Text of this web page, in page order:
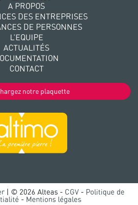
A PROPOS
DES ENTREPRISES
DE PERSONNES
L’EQUIPE
ACTUALITÉS
CONTACT
notre plaquette
| © 2026 Alteas - CGV - Politique de
- Mentions légales